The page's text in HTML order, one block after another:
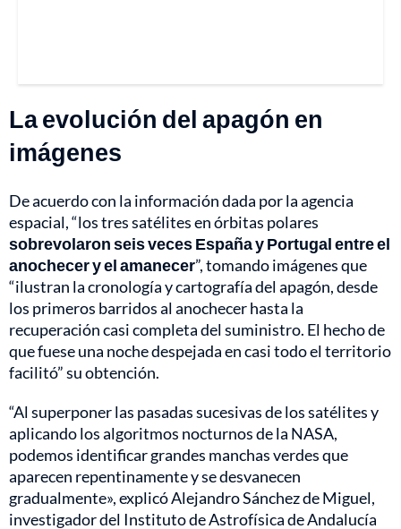
La evolución del apagón en
imágenes
De acuerdo con la información dada por la agencia
espacial, “los tres satélites en órbitas polares
sobrevolaron seis veces España y Portugal entre el
anochecer y el amanecer”, tomando imágenes que
“ilustran la cronología y cartografía del apagón, desde
los primeros barridos al anochecer hasta la
recuperación casi completa del suministro. El hecho de
que fuese una noche despejada en casi todo el territorio
facilitó” su obtención.
“Al superponer las pasadas sucesivas de los satélites y
aplicando los algoritmos nocturnos de la NASA,
podemos identificar grandes manchas verdes que
aparecen repentinamente y se desvanecen
gradualmente», explicó Alejandro Sánchez de Miguel,
investigador del Instituto de Astrofísica de Andalucía